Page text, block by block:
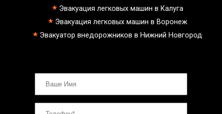
эвакуатор пикапа
эвакуатор фургона
эвакуатор истра
эвакуатор из гаража
эвакуатор павловский посад
александров
мотоэвакуатор
домодедовская
зарайск
Эвакуация легковых машин в Калуга
Эвакуация легковых машин в Воронеж
Эвакуатор внедорожников в Нижний Новгород